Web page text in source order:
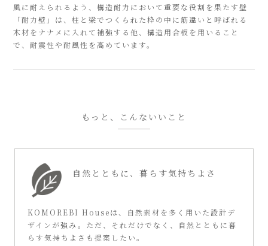
風に耐えられるよう、構造耐力において重要な役割を果たす壁
「耐力壁」は、柱と梁でつくられた枠の中に筋違いと呼ばれる
木材をナナメに入れて補強する他、構造用合板を用いること
で、耐震性や耐風性を高めています。
もっと、こんないいこと
自然とともに、 暮らす気持ちよさ
KOMOREBI Houseは、自然素材を多く用いた設計デ
ザインが強み。ただ、それだけでなく、自然とともに暮
らす気持ちよさも提案したい。